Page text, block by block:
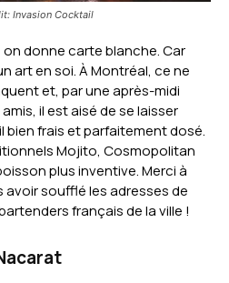
Invasion Cocktail
donne carte blanche. Car
art en soi. À Montréal, ce ne
et, par une après-midi
il est aisé de se laisser
frais et parfaitement dosé.
Mojito, Cosmopolitan
plus inventive. Merci à
soufflé les adresses de
français de la ville !